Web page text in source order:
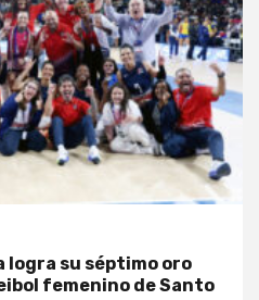
logra su séptimo oro
femenino de Santo